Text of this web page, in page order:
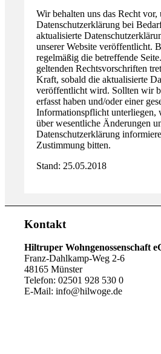
Wir behalten uns das Recht vor,
Datenschutzerklärung bei
aktualisierte
unserer Website veröffentlicht.
regelmäßig die betreffende
geltenden Rechtsvorschriften
Kraft, sobald die aktualisierte
veröffentlicht wird. Sollten wir
erfasst haben und/oder einer
Informationspflicht unterliegen,
über wesentliche Änderungen
Datenschutzerklärung
Zustimmung bitten.
Stand: 25.05.2018
Kontakt
Hiltruper Wohngenossenschaft
Franz-Dahlkamp-Weg 2-6
48165 Münster
Telefon: 02501 928 530 0
E-Mail: info@hilwoge.de